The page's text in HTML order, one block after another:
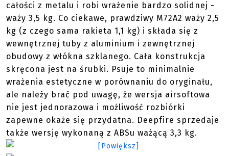
całości z metalu i robi wrażenie bardzo solidnej -
waży 3,5 kg. Co ciekawe, prawdziwy M72A2 waży 2,5
kg (z czego sama rakieta 1,1 kg) i składa się z
wewnętrznej tuby z aluminium i zewnętrznej
obudowy z włókna szklanego. Cała konstrukcja
skręcona jest na śrubki. Psuje to minimalnie
wrażenia estetyczne w porównaniu do oryginału,
ale należy brać pod uwagę, że wersja airsoftowa
nie jest jednorazowa i możliwość rozbiórki
zapewne okaże się przydatna. Deepfire sprzedaje
także wersję wykonaną z ABSu ważącą 3,3 kg.